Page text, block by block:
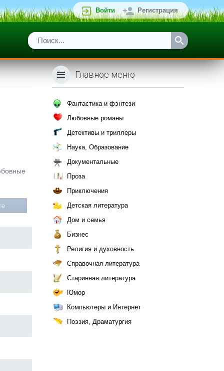
Войти Регистрация
Главное меню
Фантастика и фэнтези
Любовные романы
Детективы и триллеры
Наука, Образование
Документальные
Проза
Приключения
Детская литература
Дом и семья
Бизнес
Религия и духовность
Справочная литература
Старинная литература
Юмор
Компьютеры и Интернет
Поэзия, Драматургия